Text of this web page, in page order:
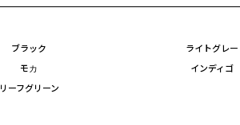
ブラック
ライトグレー
モカ
インディゴ
リーフグリーン